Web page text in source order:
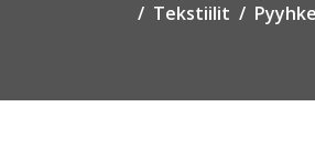
Tekstiilit